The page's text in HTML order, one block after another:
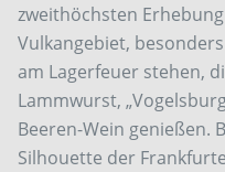
zweithöchsten
Vulkangebiet,
am Lagerfeuer stehen,
Lammwurst,
Beeren-Wein genießen.
Silhouette der